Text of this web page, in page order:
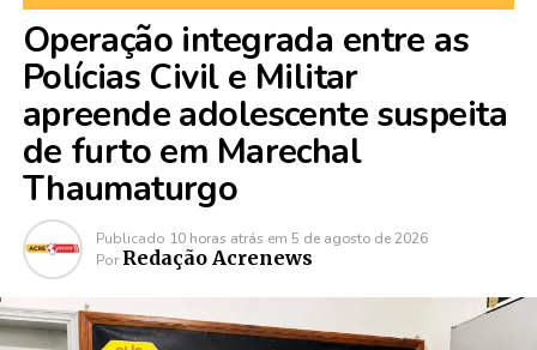
Operação integrada entre as
Polícias Civil e Militar
apreende adolescente suspeita
de furto em Marechal
Thaumaturgo
Publicado 10 horas atrás em 5 de agosto de 2026
Por Redação Acrenews